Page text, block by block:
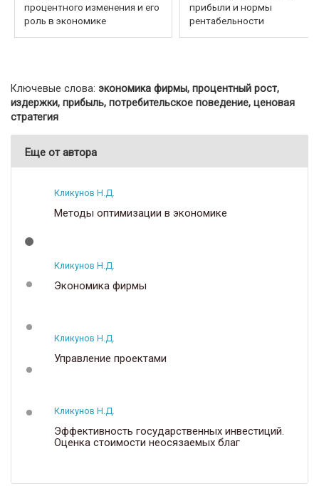
процентного изменения и его
роль в экономике
прибыли и нормы
рентабельности
Ключевые слова: экономика фирмы, процентный рост,
издержки, прибыль, потребительское поведение, ценовая
стратегия
Еще от автора
Кликунов Н.Д.
Методы оптимизации в экономике
Кликунов Н.Д.
Экономика фирмы
Кликунов Н.Д.
Управление проектами
Кликунов Н.Д.
Эффективность государственных инвестиций.
Оценка стоимости неосязаемых благ